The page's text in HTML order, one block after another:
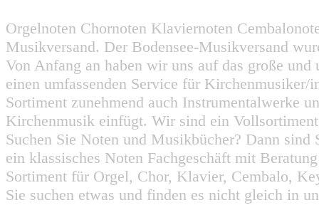
Orgelnoten Chornoten Klaviernoten
Musikversand. Der Bodensee-Musikversand
Von Anfang an haben wir uns auf das große
einen umfassenden Service für
Sortiment zunehmend auch Instrumentalwerke
Kirchenmusik einfügt. Wir sind ein
Suchen Sie Noten und Musikbücher? Dann
ein klassisches Noten Fachgeschäft mit
Sortiment für Orgel, Chor, Klavier, Cembalo,
Sie suchen etwas und finden es nicht gleich in